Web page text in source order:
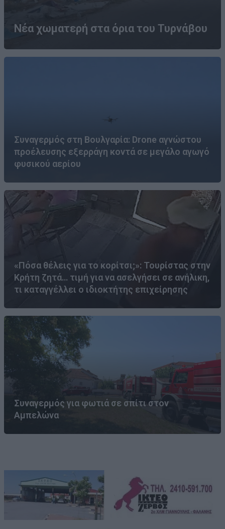
Νέα χωματερή στα όρια του Τυρνάβου
Συναγερμός στη Βουλγαρία: Drone αγνώστου
προέλευσης εξερράγη κοντά σε μεγάλο αγωγό
φυσικού αερίου
«Πόσα θέλεις για το κορίτσι;»: Τουρίστας στην
Κρήτη ζητά… τιμή για να ασελγήσει σε ανήλικη,
τι καταγγέλλει ο ιδιοκτήτης επιχείρησης
Συναγερμός για φωτιά σε σπίτι στον
Αμπελώνα